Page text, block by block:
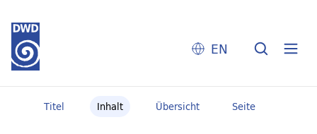
EN
Titel Inhalt Übersicht Seite